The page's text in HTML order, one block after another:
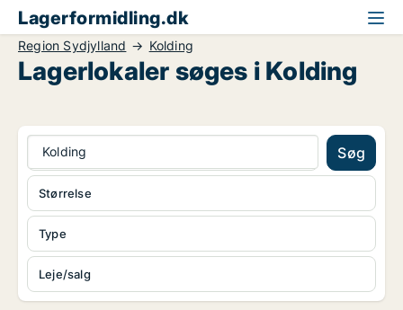
Lagerformidling.dk
Region Sydjylland Kolding
Lagerlokaler søges i Kolding
Kolding Søg
Type
Leje/salg
Størrelse